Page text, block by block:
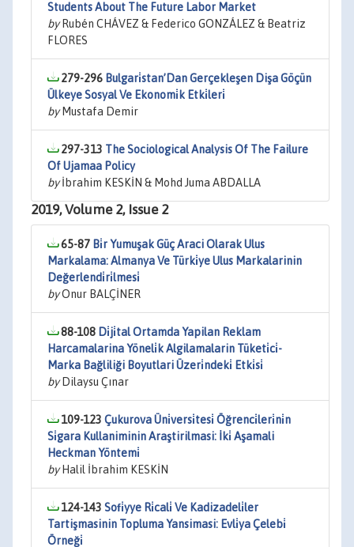
Students About The Future Labor Market
byRubén CHÁVEZ & Federico GONZÁLEZ & Beatriz
FLORES
279-296 Bulgari̇stan’Dan Gerçekleşen Dişa Göçün
Ülkeye Sosyal Ve Ekonomi̇k Etki̇leri̇
byMustafa Demir
297-313 The Sociological Analysis Of The Failure
Of Ujamaa Policy
byİbrahim KESKİN & Mohd Juma ABDALLA
2019, Volume 2, Issue 2
65-87 Bi̇r Yumuşak Güç Araci Olarak Ulus
Markalama: Almanya Ve Türki̇ye Ulus Markalarinin
Değerlendi̇ri̇lmesi̇
byOnur BALÇİNER
88-108 Di̇ji̇tal Ortamda Yapilan Reklam
Harcamalarina Yöneli̇k Algilamalarin Tüketi̇ci̇-
Marka Bağliliği Boyutlari Üzeri̇ndeki̇ Etki̇si̇
byDilaysu Çınar
109-123 Çukurova Üni̇versi̇tesi̇ Öğrenci̇leri̇ni̇n
Si̇gara Kullaniminin Araştirilmasi: İki̇ Aşamali
Heckman Yöntemi̇
byHalil İbrahim KESKİN
124-143 Sofi̇yye Ri̇cali̇ Ve Kadizadeli̇ler
Tartişmasinin Topluma Yansimasi: Evli̇ya Çelebi̇
Örneği̇